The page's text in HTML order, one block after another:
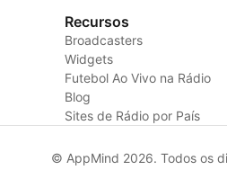
Recursos
Broadcasters
Widgets
Futebol Ao Vivo na Rádio
Blog
Sites de Rádio por País
© AppMind 2026. Todos os